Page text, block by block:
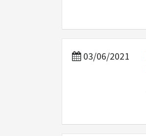
03/06/2021